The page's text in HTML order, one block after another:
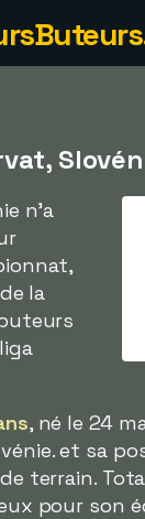
n'a
la
, né le 24
et sa
terrain.
pour son